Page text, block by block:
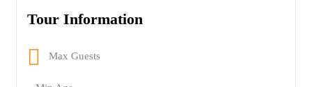
Tour Information
Max Guests